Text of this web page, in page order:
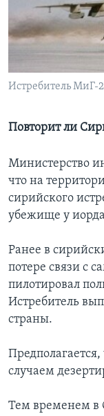
Learning English
Языки
Истребитель МиГ-
Повторит ли
Министерство
что на
сирийского
убежище у
Ранее в
потере связи с
пилотировал
Истребитель
страны.
случаем
Тем временем в